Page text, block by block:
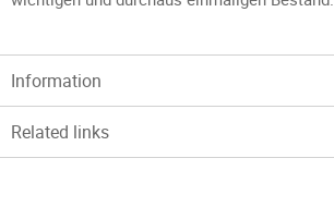
Information
Related links